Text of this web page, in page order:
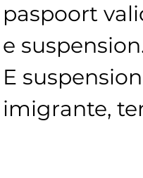
paspoort
e
E
imigrante,